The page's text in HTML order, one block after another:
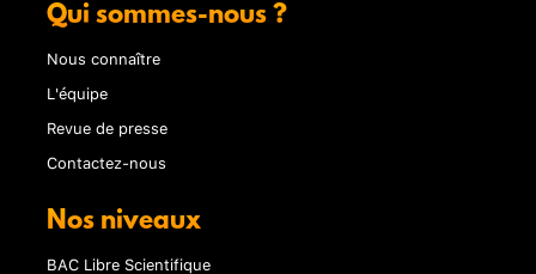
Qui sommes-nous ?
Nous connaître
L'équipe
Revue de presse
Contactez-nous
Nos niveaux
BAC Libre Scientifique